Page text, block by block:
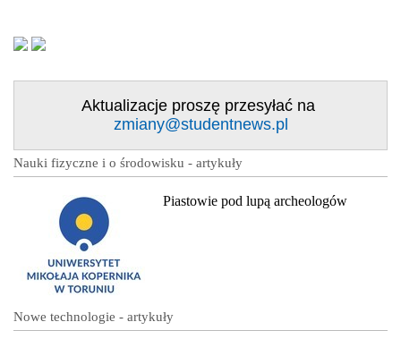
Aktualizacje proszę przesyłać na
zmiany@studentnews.pl
Nauki fizyczne i o środowisku - artykuły
Piastowie pod lupą archeologów
Nowe technologie - artykuły